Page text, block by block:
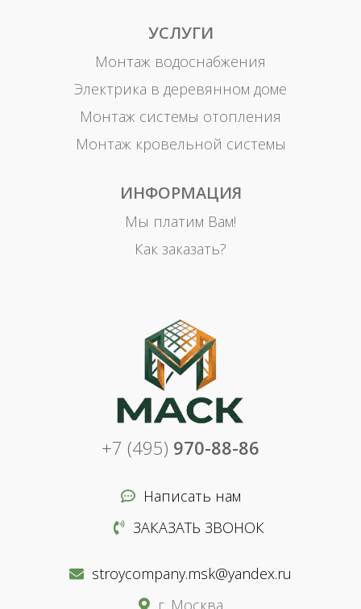
УСЛУГИ
Монтаж водоснабжения
Электрика в деревянном доме
Монтаж системы отопления
Монтаж кровельной системы
ИНФОРМАЦИЯ
Мы платим Вам!
Как заказать?
+7 (495) 970-88-86
Написать нам
ЗАКАЗАТЬ ЗВОНОК
stroycompany.msk@yandex.ru